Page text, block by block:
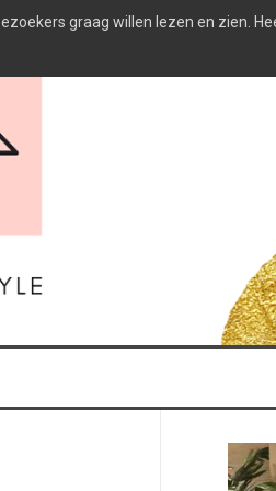
graag willen lezen en zien.